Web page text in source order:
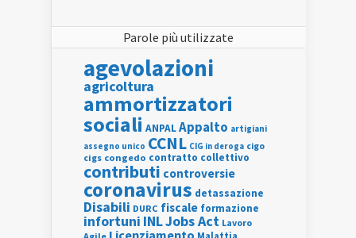
Parole più utilizzate
agevolazioni
agricoltura
ammortizzatori
sociali ANPALAppalto artigiani
assegno unico CCNL CIG in deroga cigo
cigs congedo contratto collettivo
contributi controversie
coronavirus detassazione
Disabili DURC fiscale formazione
infortuni INLJobs Act Lavoro
Licenziamento